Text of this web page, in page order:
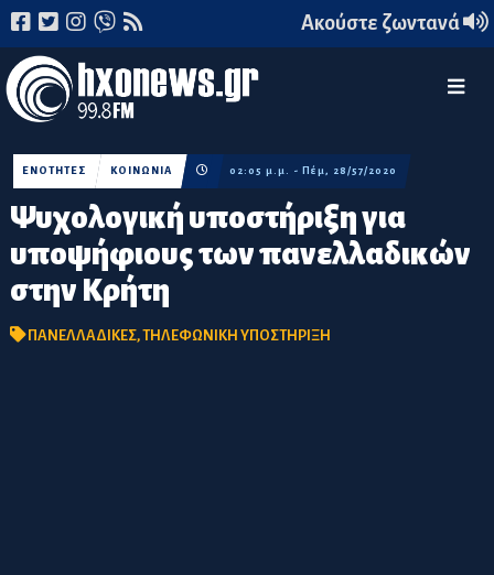
Ακούστε ζωντανά
Ψυχολογική υποστήριξη για
υποψήφιους των πανελλαδικών
στην Κρήτη
ΕΝΟΤΗΤΕΣ ΚΟΙΝΩΝΙΑ 02:05 μ.μ. - Πέμ, 28/57/2020
ΠΑΝΕΛΛΑΔΙΚΕΣ,ΤΗΛΕΦΩΝΙΚΗ ΥΠΟΣΤΗΡΙΞΗ